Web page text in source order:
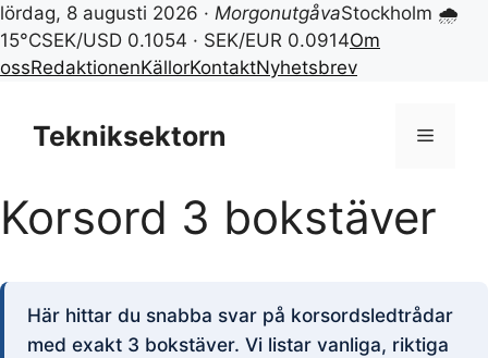
lördag, 8 augusti 2026 · MorgonutgåvaStockholm 🌧
15°CSEK/USD 0.1054 · SEK/EUR 0.0914Om
ossRedaktionenKällorKontaktNyhetsbrev
innehållTekniksektorn Meny
Korsord 3 bokstäver
Här hittar du snabba svar på korsordsledtrådar
med exakt 3 bokstäver. Vi listar vanliga, riktiga